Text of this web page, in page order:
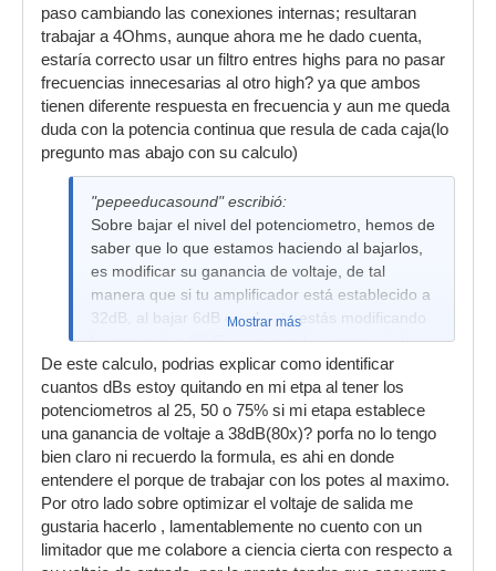
paso cambiando las conexiones internas; resultaran
trabajar a 4Ohms, aunque ahora me he dado cuenta,
estaría correcto usar un filtro entres highs para no pasar
frecuencias innecesarias al otro high? ya que ambos
tienen diferente respuesta en frecuencia y aun me queda
duda con la potencia continua que resula de cada caja(lo
pregunto mas abajo con su calculo)
"pepeeducasound" escribió:
Sobre bajar el nivel del potenciometro, hemos de
saber que lo que estamos haciendo al bajarlos,
es modificar su ganancia de voltaje, de tal
manera que si tu amplificador está establecido a
32dB, al bajar 6dB en el pote estás modificando
la ganancia a 29dB, pero puedes conseguir la
misma potencia aumentando el voltaje de
salida.Yo creo que deberías trabajar con tus
potes al máximo y optimizar el voltaje de salida
en relación a la ganancia de voltaje de tu
amplificador.
Mostrar más
De este calculo, podrias explicar como identificar
cuantos dBs estoy quitando en mi etpa al tener los
potenciometros al 25, 50 o 75% si mi etapa establece
una ganancia de voltaje a 38dB(80x)? porfa no lo tengo
bien claro ni recuerdo la formula, es ahi en donde
entendere el porque de trabajar con los potes al maximo.
Por otro lado sobre optimizar el voltaje de salida me
gustaria hacerlo , lamentablemente no cuento con un
limitador que me colabore a ciencia cierta con respecto a